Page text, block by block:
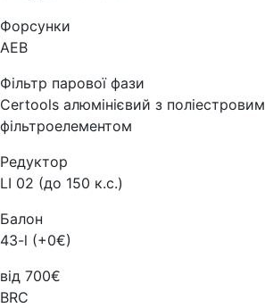
Форсунки
AEB
Фільтр парової фази
Certools алюмінієвий з поліестровим
фільтроелементом
Редуктор
LI 02 (до 150 к.с.)
Балон
43-l (+0€)
від 700€
BRC